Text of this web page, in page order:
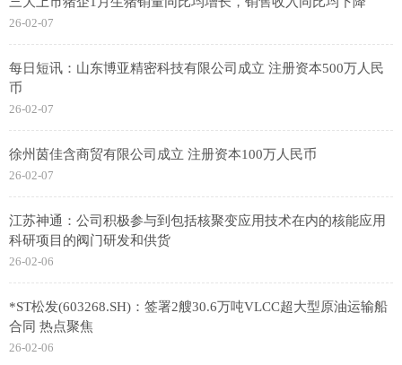
26-02-07
每日短讯：山东博亚精密科技有限公司成立 注册资本500万人民
币
26-02-07
徐州茵佳含商贸有限公司成立 注册资本100万人民币
26-02-07
江苏神通：公司积极参与到包括核聚变应用技术在内的核能应用
科研项目的阀门研发和供货
26-02-06
*ST松发(603268.SH)：签署2艘30.6万吨VLCC超大型原油运输船
合同 热点聚焦
26-02-06